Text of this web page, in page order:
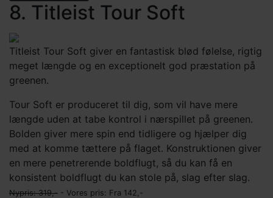
8. Titleist Tour Soft
Titleist Tour Soft giver en fantastisk blød følelse, rigtig
meget længde og en exceptionelt god præstation på
greenen.
Tour Soft er produceret til dig, som vil have mere
længde uden at tabe kontrol i nærspillet på greenen.
Bolden giver mere spin end tidligere og hjælper dig
med at komme tættere på flaget. Konstruktionen giver
en mere penetrerende boldflugt, så du kan få en
konsistent boldflugt du kan stole på, slag efter slag.
Nypris: 319,- - Vores pris: Fra 142,-